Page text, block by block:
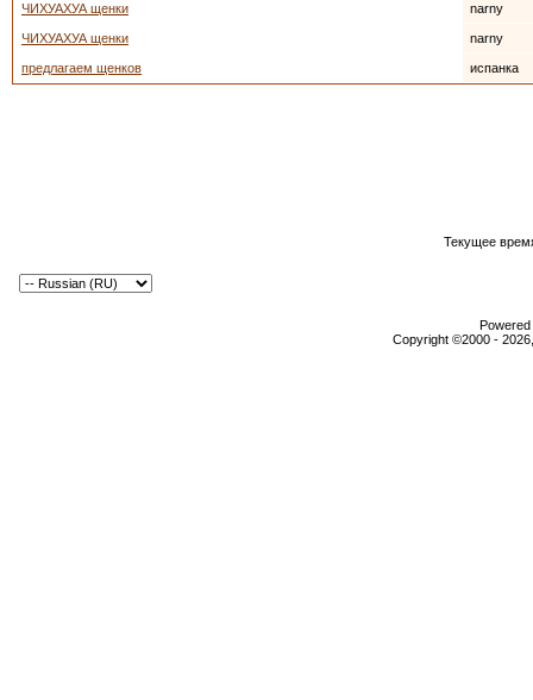
ЧИХУАХУА щенки
narny
ЧИХУАХУА щенки narny
предлагаем щенков испанка
Текущее
Copyright ©2000 -